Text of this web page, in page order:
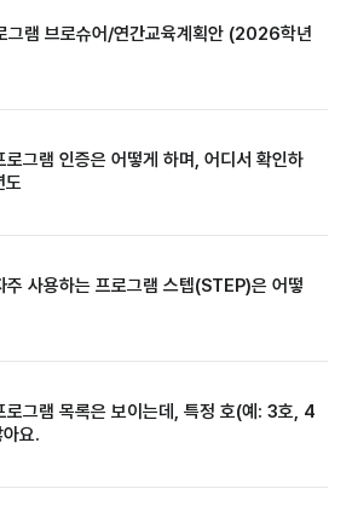
그램 브로슈어/연간교육계획안 (2026학년
그램 인증은 어떻게 하며, 어디서 확인하
도
사용하는 프로그램 스텝(STEP)은 어떻
로그램 목록은 보이는데, 특정 호(예: 3호, 4
요.